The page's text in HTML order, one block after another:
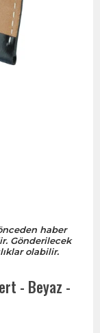
haber
Gönderilecek
olabilir.
- Beyaz -